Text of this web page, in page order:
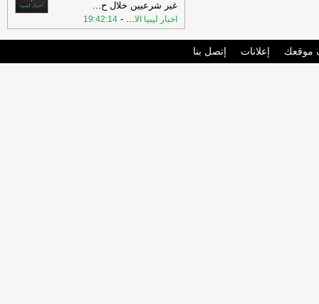
غير شرعيين خلال ح...
اخبار ليبيا الا...
-
19:42:14
موقعك إعلانات إتصل بنا